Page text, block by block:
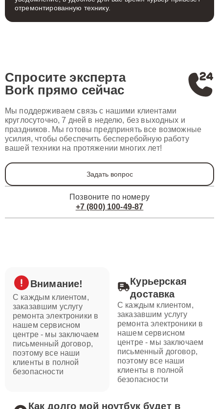
отремонтированную технику.
Спросите эксперта
Bork прямо сейчас
Мы поддерживаем связь с нашими клиентами
круглосуточно, 7 дней в неделю, без выходных и
праздников. Мы готовы предпринять все возможные
усилия, чтобы обеспечить бесперебойную работу
вашей техники на протяжении многих лет!
Задать вопрос
Позвоните по номеру
+7 (800) 100-49-87
Внимание!
С каждым клиентом,
заказавшим услугу
ремонта электроники в
нашем сервисном
центре - мы заключаем
письменный договор,
поэтому все наши
клиенты в полной
безопасности
Курьерская
доставка
С каждым клиентом,
заказавшим услугу
ремонта электроники в
нашем сервисном
центре - мы заключаем
письменный договор,
поэтому все наши
клиенты в полной
безопасности
Как долго мой ноутбук будет в